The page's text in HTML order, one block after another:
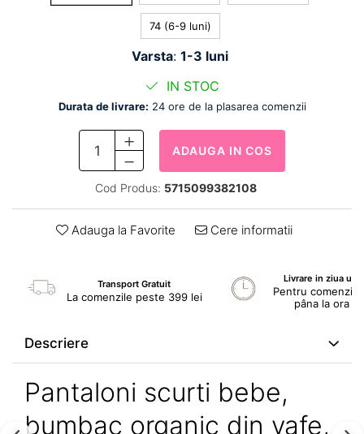
74 (6-9 luni)
Varsta: 1-3 luni
IN STOC
Durata de livrare: 24 ore de la plasarea comenzii
ADAUGA IN COS
Cod Produs: 5715099382108
Adauga la Favorite Cere informatii
Transport Gratuit
La comenzile peste 399 lei
Livrare in ziua
Pentru
pâna la ora
Descriere
Pantaloni scurti bebe,
bumbac organic din vafe,